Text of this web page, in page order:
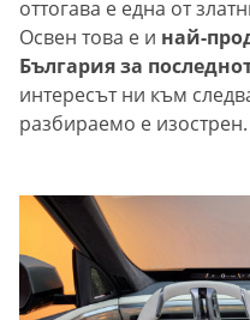
оттогава е една от
Освен това е и най-
България за
интересът ни към
разбираемо е изострен.